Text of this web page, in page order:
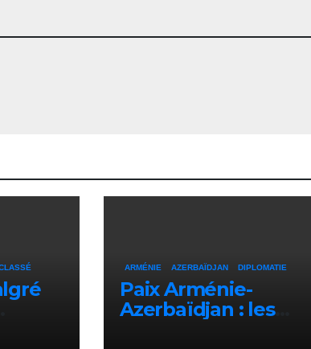
ARMÉNIE AZERBAÏDJAN DIPLOMATIE
Paix Arménie-
Azerbaïdjan : les